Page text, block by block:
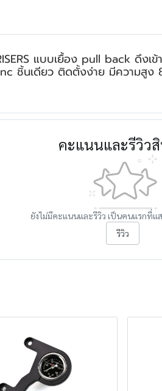
แบบเยื้อง pull back ดึง
นเดียว ติดตั้งง่าย มีความสูง
คะแนนและรีวิว
ยังไม่มีคะแนนและรีวิว เป็นคนแรกที่แ
รีวิว